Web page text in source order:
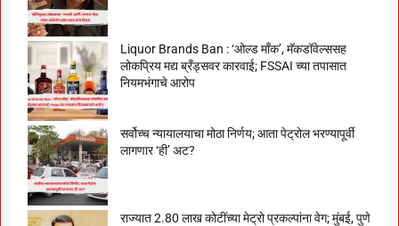
Liquor Brands Ban : ‘ओल्ड मॉंक’, मॅकडॉवेल्ससह
लोकप्रिय मद्य ब्रँड्सवर कारवाई; FSSAI च्या तपासात
नियमभंगाचे आरोप
सर्वोच्च न्यायालयाचा मोठा निर्णय; आता पेट्रोल भरण्यापूर्वी
लागणार ‘ही’ अट?
राज्यात 2.80 लाख कोटींच्या मेट्रो प्रकल्पांना वेग; मुंबई, पुणे